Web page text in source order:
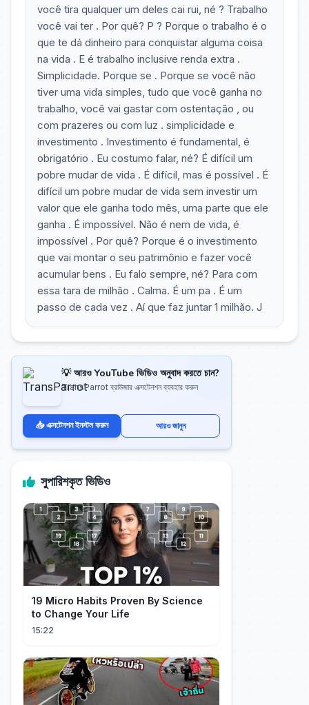
você tira qualquer um deles cai rui, né ? Trabalho
você vai ter . Por quê? P ? Porque o trabalho é o
que te dá dinheiro para conquistar alguma coisa
na vida . E é trabalho inclusive renda extra .
Simplicidade. Porque se . Porque se você não
tiver uma vida simples, tudo que você ganha no
trabalho, você vai gastar com ostentação , ou
com prazeres ou com luz . simplicidade e
investimento . Investimento é fundamental, é
obrigatório . Eu costumo falar, né? É difícil um
pobre mudar de vida . É difícil, mas é possível . É
difícil um pobre mudar de vida sem investir um
valor que ele ganha todo mês, uma parte que ele
ganha . É impossível. Não é nem de vida, é
impossível . Por quê? Porque é o investimento
que vai montar o seu patrimônio e fazer você
acumular bens . Eu falo sempre, né? Para com
essa tara de milhão . Calma. É um pa . É um
passo de cada vez . Aí que faz juntar 1 milhão. J
💡 আরও YouTube ভিডিও অনুবাদ করতে চান?
TransParrot ব্রাউজার এক্সটেনশন ব্যবহার করুন
📥 এক্সটেনশন ইনস্টল করুন আরও জানুন
সুপারিশকৃত ভিডিও
19 Micro Habits Proven By Science
to Change Your Life
15:22